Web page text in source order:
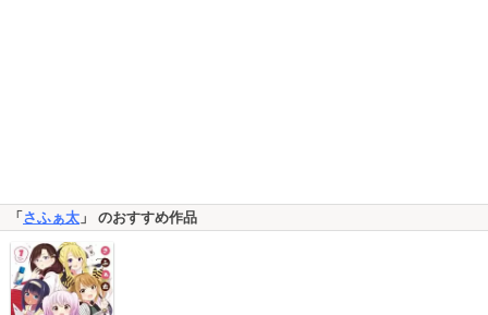
「さふぁ太 」 のおすすめ作品